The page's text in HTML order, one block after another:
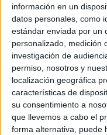
información en un
datos personales, como
estándar enviada por un
personalizado, medición
investigación de
permiso, nosotros y
localización geográfica
características de
su consentimiento a
que llevemos a cabo el
forma alternativa, puede
Escribe aquí las
respondieran: plazos
disponibles…:
Acepto los
privacidad :*